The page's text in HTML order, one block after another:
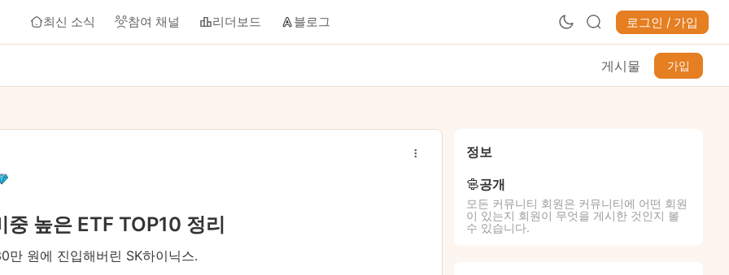
최신 소식 참여 채널 리더보드 블로그 로그인 / 가입
게시물 가입
중 높은 ETF TOP10 정리
만 원에 진입해버린 SK하이닉스.
정보
공개
모든 커뮤니티 회원은 커뮤니티에 어떤 회원
이 있는지 회원이 무엇을 게시한 것인지 볼
수 있습니다.